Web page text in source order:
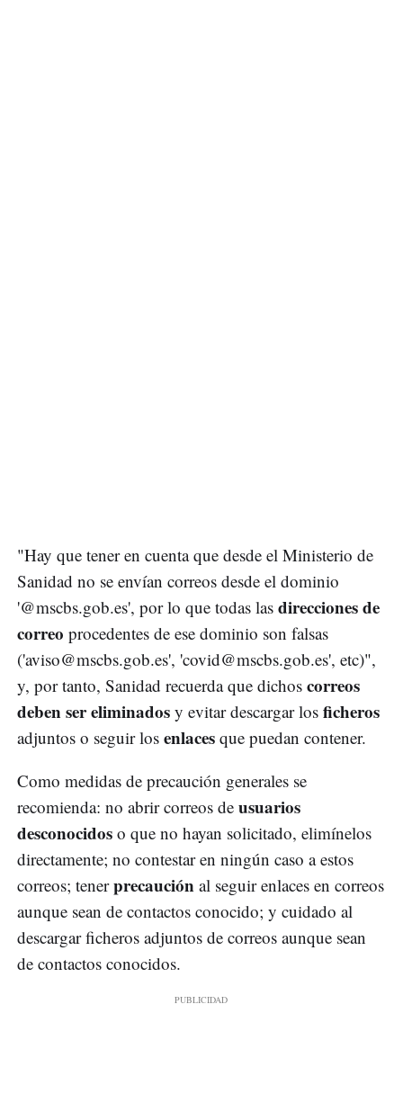
"Hay que tener en cuenta que desde el Ministerio de
Sanidad no se envían correos desde el dominio
'@mscbs.gob.es', por lo que todas las direcciones de
correo procedentes de ese dominio son falsas
('aviso@mscbs.gob.es', 'covid@mscbs.gob.es', etc)",
y, por tanto, Sanidad recuerda que dichos correos
deben ser eliminados y evitar descargar los ficheros
adjuntos o seguir los enlaces que puedan contener.
Como medidas de precaución generales se
recomienda: no abrir correos de usuarios
desconocidos o que no hayan solicitado, elimínelos
directamente; no contestar en ningún caso a estos
correos; tenerprecaución al seguir enlaces en correos
aunque sean de contactos conocido; y cuidado al
descargar ficheros adjuntos de correos aunque sean
de contactos conocidos.